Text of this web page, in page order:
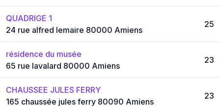
QUADRIGE 1
24 rue alfred lemaire 80000 Amiens
25
résidence du musée
65 rue lavalard 80000 Amiens
23
CHAUSSEE JULES FERRY
165 chaussée jules ferry 80090 Amiens
23